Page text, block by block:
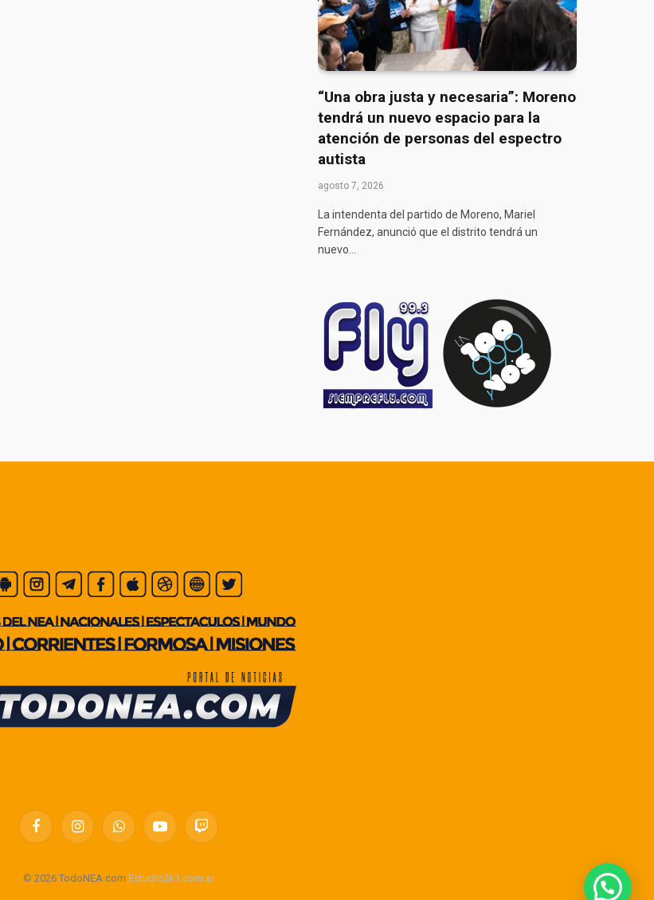
“Una obra justa y necesaria”: Moreno
tendrá un nuevo espacio para la
atención de personas del espectro
autista
agosto 7, 2026
La intendenta del partido de Moreno, Mariel
Fernández, anunció que el distrito tendrá un
nuevo…
FacebookInstagramWhatsAppYouTubeTwitch
© 2026 TodoNEA.com Estudio2k1.com.ar